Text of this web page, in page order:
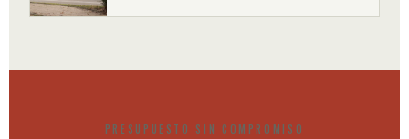
PRESUPUESTO SIN COMPROMISO